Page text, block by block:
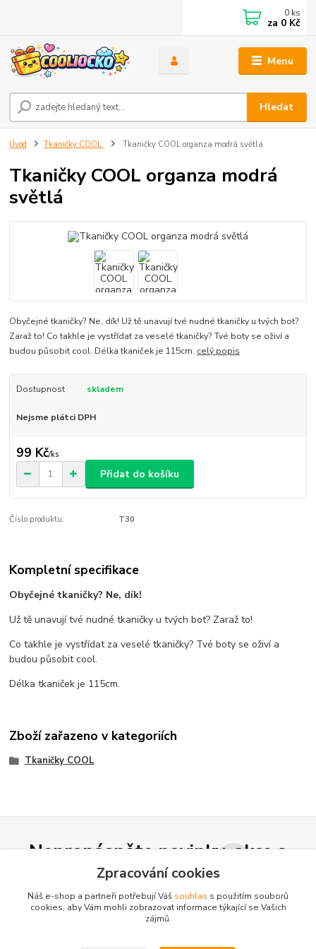
Menu
Hledat
0 ks
za 0 Kč
Úvod Tkaničky COOL Tkaničky COOL organza modrá světlá
Tkaničky COOL organza modrá
světlá
Obyčejné tkaničky? Ne, dík! Už tě unavují tvé nudné tkaničky u tvých bot?
Zaraž to! Co takhle je vystřídat za veselé tkaničky? Tvé boty se oživí a
budou působit cool. Délka tkaniček je 115cm. celý popis
Dostupnost skladem
Nejsme plátci DPH
99 Kč/ks
Přidat do košíku
Číslo produktu: T30
Kompletní specifikace
Obyčejné tkaničky? Ne, dík!
Už tě unavují tvé nudné tkaničky u tvých bot? Zaraž to!
Co takhle je vystřídat za veselé tkaničky? Tvé boty se oživí a
budou působit cool.
Délka tkaniček je 115cm.
Zboží zařazeno v kategoriích
Tkaničky COOL
Nepropásněte novinky, akce a
slevy!
zpracováním osobních údajůza účelem rozesílky newsletteru.
Zpracování cookies
Náš e-shop a partneři potřebují Váš souhlas s použitím souborů
cookies, aby Vám mohli zobrazovat informace týkající se Vašich
zájmů.